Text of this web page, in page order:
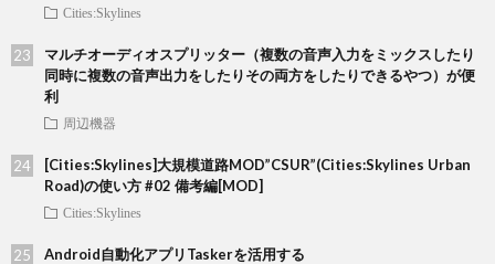
Cities:Skylines
マルチオーディオスプリッター（複数の音声入力をミックスしたり
同時に複数の音声出力をしたりその両方をしたりできるやつ）が便
利
周辺機器
[Cities:Skylines]大規模道路MOD”CSUR”(Cities:Skylines Urban
Road)の使い方 #02 備考編[MOD]
Cities:Skylines
Android自動化アプリTaskerを活用する